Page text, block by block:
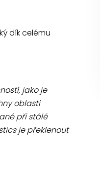
dík celému
jako je
oblasti
při stálé
je překlenout